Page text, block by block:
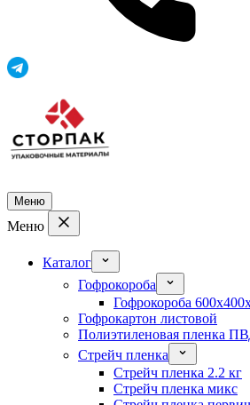
Меню
Меню
Каталог
Гофрокороба
Гофрокороба
Гофрокартон листовой
Полиэтиленовая пленка
Стрейч пленка
Стрейч пленка 2.2 кг
Стрейч пленка микс